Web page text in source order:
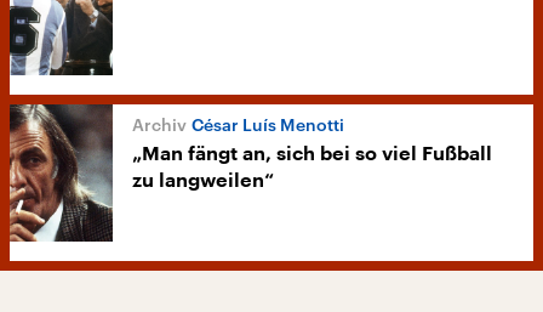
César Luís Menotti
„Man fängt an, sich bei so viel Fußball
zu langweilen“